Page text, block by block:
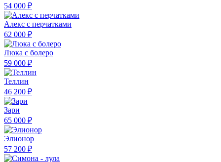
54 000 ₽
Алекс с перчатками
62 000 ₽
Люка с болеро
59 000 ₽
Теллин
46 200 ₽
Зари
65 000 ₽
Элионор
57 200 ₽